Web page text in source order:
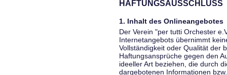
HAFTUNGSAUSSCHLUSS
1. Inhalt des Onlineangebotes
Der Verein "per tutti Orchester
Internetangebots übernimmt
Vollständigkeit oder Qualität der
Haftungsansprüche gegen den
ideeller Art beziehen, die durch
dargebotenen Informationen